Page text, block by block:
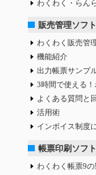
わくわく・らん
販売管理ソフト
わくわく販売管
機能紹介
出力帳票サンプ
3時間で使える
よくある質問と
活用術
インボイス制度
帳票印刷ソフト
わくわく帳票9